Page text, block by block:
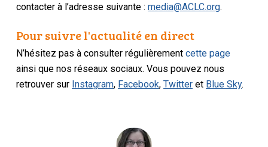
contacter à l’adresse suivante :media@ACLC.org.
Pour suivre l'actualité en direct
N’hésitez pas à consulter régulièrementcette page
ainsi que nos réseaux sociaux. Vous pouvez nous
retrouver sur Instagram, Facebook,Twitter et Blue Sky.